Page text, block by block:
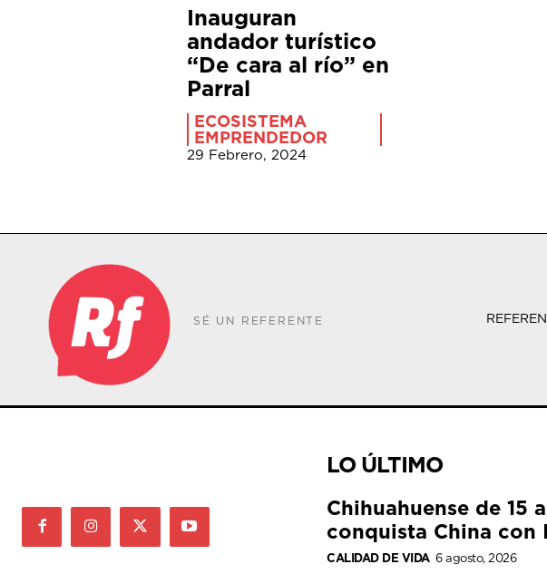
Inauguran
andador turístico
“De cara al río” en
Parral
ECOSISTEMA
EMPRENDEDOR
29 Febrero, 2024
SÉ UN REFERENTE
LO ÚLTIMO
Chihuahuense de 15
conquista China con
CALIDAD DE VIDA 6 agosto, 2026